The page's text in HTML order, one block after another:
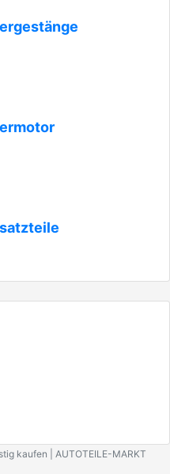
kaufen | AUTOTEILE-MARKT